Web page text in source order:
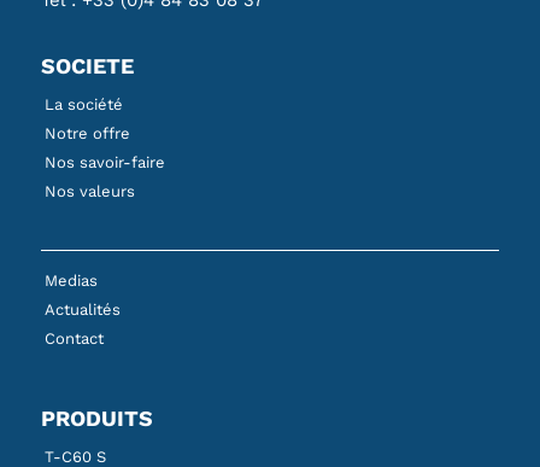
SOCIETE
La société
Notre offre
Nos savoir-faire
Nos valeurs
Medias
Actualités
Contact
PRODUITS
T-C60 S